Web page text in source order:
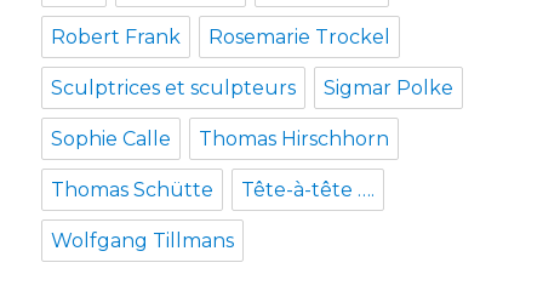
Robert Frank Rosemarie Trockel
Sculptrices et sculpteurs Sigmar Polke
Sophie Calle Thomas Hirschhorn
Thomas Schütte Tête-à-tête ….
Wolfgang Tillmans